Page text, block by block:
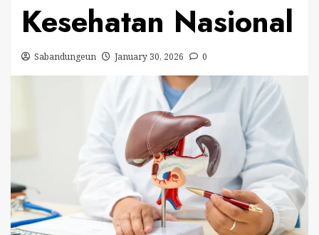
Kesehatan Nasional
Sabandungeun January 30, 2026 0